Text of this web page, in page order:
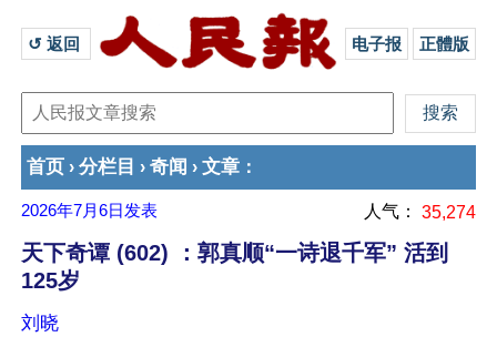
↺ 返回 电子报 正體版
首页 › 分栏目 › 奇闻 › 文章 ：
2026年7月6日 发表 人气： 35,274
天下奇谭 (602) ：郭真顺“一诗退千军” 活到
125岁
刘晓